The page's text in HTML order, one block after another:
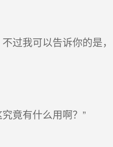
过我可以告诉你的是，
竟有什么用啊？”